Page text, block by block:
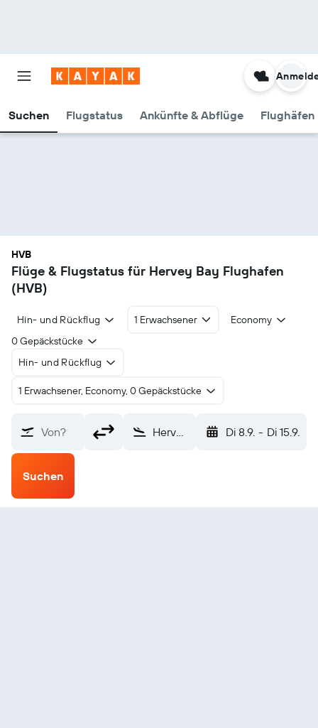
Suchen Flugstatus Ankünfte & Abflüge Flughäfen
HVB
Flüge & Flugstatus für Hervey Bay Flughafen
(HVB)
Hin- und Rückflug 1 Erwachsener
Economy
0 Gepäckstücke
Hin- und Rückflug
1 Erwachsener, Economy, 0 Gepäckstücke
Von? Hervey Bay (HVB) Di 8.9. - Di 15.9.
Suchen